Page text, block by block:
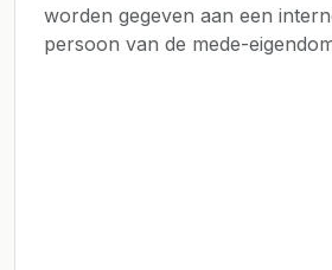
worden gegeven aan een
persoon van de mede-